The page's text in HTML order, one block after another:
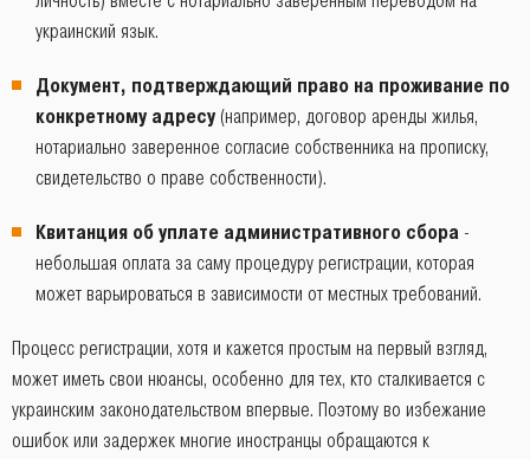
украинский язык.
Документ, подтверждающий право на проживание по
конкретному адресу (например, договор аренды жилья,
нотариально заверенное согласие собственника на прописку,
свидетельство о праве собственности).
Квитанция об уплате административного сбора -
небольшая оплата за саму процедуру регистрации, которая
может варьироваться в зависимости от местных требований.
Процесс регистрации, хотя и кажется простым на первый взгляд,
может иметь свои нюансы, особенно для тех, кто сталкивается с
украинским законодательством впервые. Поэтому во избежание
ошибок или задержек многие иностранцы обращаются к